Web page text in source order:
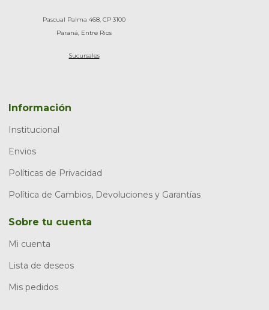
Pascual Palma 468, CP 3100
Paraná, Entre Rios
Sucursales
Información
Institucional
Envios
Políticas de Privacidad
Política de Cambios, Devoluciones y Garantías
Sobre tu cuenta
Mi cuenta
Lista de deseos
Mis pedidos